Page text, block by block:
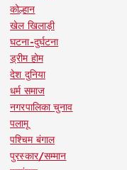
कोल्हान
खेल खिलाड़ी
घटना-दुर्घटना
ड्रीम होम
देश दुनिया
धर्म समाज
नगरपालिका चुनाव
पलामू
पश्चिम बंगाल
पुरस्कार/सम्मान